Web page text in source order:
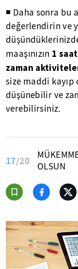
◾ Daha sonra bu
değerlendirin ve
maaşınızın 1
zaman
size maddi
düşünebilir ve
verebilirsiniz.
17/20
OLSUN